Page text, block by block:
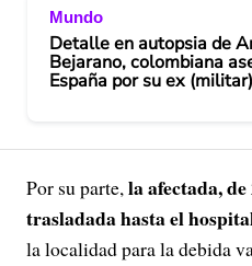
Mundo
Detalle en autopsia de
Bejarano, colombiana
España por su ex (militar)
Por su parte,la afectada,
trasladada hasta el
la localidad para la debida